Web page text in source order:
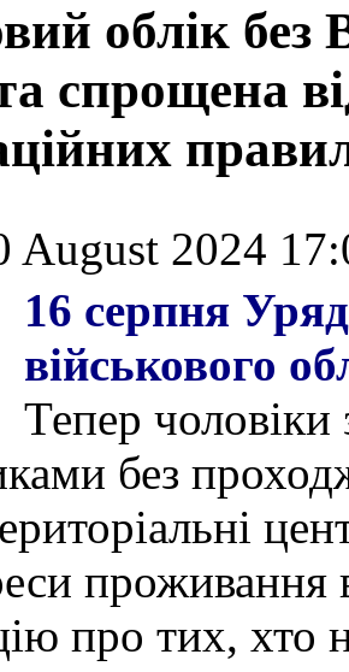
облік без
спрощена
August 2024
16 серпня
військового
Тепер чоловіки
без
проживання
про тих, хто